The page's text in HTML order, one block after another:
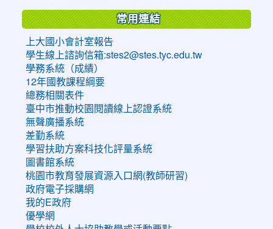
常用連結
上大國小會計室報告
學生線上諮詢信箱:stes2@stes.tyc.edu.tw
學務系統（成績）
12年國教課程綱要
總務相關表件
臺中市推動校園閱讀線上認證系統
無聲廣播系統
差勤系統
學習扶助方案科技化評量系統
圖書館系統
桃園市教育發展資源入口網(教師研習)
政府電子採購網
我的E政府
優學網